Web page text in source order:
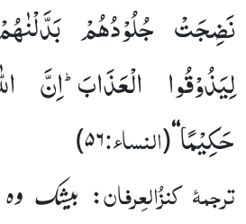
نَضِجَتْ جُلُوْدُهُمْ
لِیَذُوْقُوا الْعَذَابَؕ-اِنَّ
حَكِیْمًا‘‘
(النساء:۵۶)
ترجمۂکنزُالعِرفان: بیشک وہ